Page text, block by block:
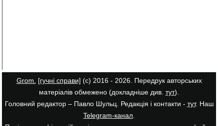
Grom. [гучні справи] (с) 2016 - 2026. Передрук авторських
матеріалів обмежено (докладніше див. тут).
Головний редактор – Павло Шульц. Редакція і контакти - тут. Наш
Telegram-канал